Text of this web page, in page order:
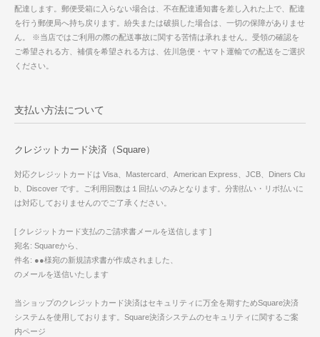
配達します。郵便受箱に入らない場合は、不在配達通知書を差し入れた上で、配達
を行う郵便局へ持ち戻ります。紛失または破損した場合は、一切の保障がありませ
ん。 ※当店ではご利用の際の配送事故に関する苦情は承れません。受領の確認を
ご希望される方、補償を希望される方は、佐川急便・ヤマト運輸での配送をご選択
ください。
支払い方法について
クレジットカード決済（Square）
対応クレジットカードは Visa、Mastercard、American Express、JCB、Diners Clu
b、Discover です。ご利用回数は１回払いのみとなります。分割払い・リボ払いに
は対応しておりませんのでご了承ください。
[ クレジットカード支払のご請求書メールを送信します ]
宛名: Squareから、
件名: ●●様宛の新規請求書が作成されました、
のメールを送信いたします
当ショップのクレジットカード決済はセキュリティに万全を期すためSquare決済
システムを使用しております。Square決済システムのセキュリティに関するご案
内ページ